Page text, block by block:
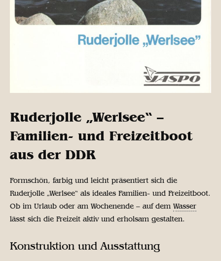
Ruderjolle „Werlsee“ –
Familien- und Freizeitboot
aus der DDR
Formschön, farbig und leicht präsentiert sich die
Ruderjolle „Werlsee“ als ideales Familien- und Freizeitboot.
Ob im Urlaub oder am Wochenende – auf dem Wasser
lässt sich die Freizeit aktiv und erholsam gestalten.
Konstruktion und Ausstattung